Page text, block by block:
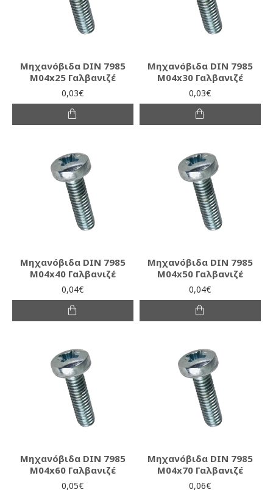
Μηχανόβιδα DIN 7985
M04x25 Γαλβανιζέ
0,03€
Μηχανόβιδα DIN 7985
M04x30 Γαλβανιζέ
0,03€
Μηχανόβιδα DIN 7985
M04x40 Γαλβανιζέ
0,04€
Μηχανόβιδα DIN 7985
M04x50 Γαλβανιζέ
0,04€
Μηχανόβιδα DIN 7985
M04x60 Γαλβανιζέ
0,05€
Μηχανόβιδα DIN 7985
M04x70 Γαλβανιζέ
0,06€